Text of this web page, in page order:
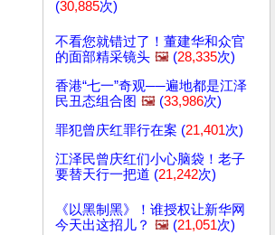
(30,885次)
不看您就错过了！董建华和众官
的面部精采镜头 🖼️ (28,335次)
香港“七一”奇观──遍地都是江泽
民丑态组合图 🖼️ (33,986次)
罪犯曾庆红罪行在案 (21,401次)
江泽民曾庆红们小心脑袋！老子
要替天行一把道 (21,242次)
《以黑制黑》！谁授权让新华网
今天出这招儿？ 🖼️ (21,051次)